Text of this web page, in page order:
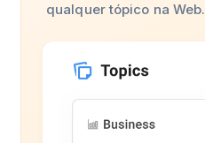
qualquer tópico na Web.